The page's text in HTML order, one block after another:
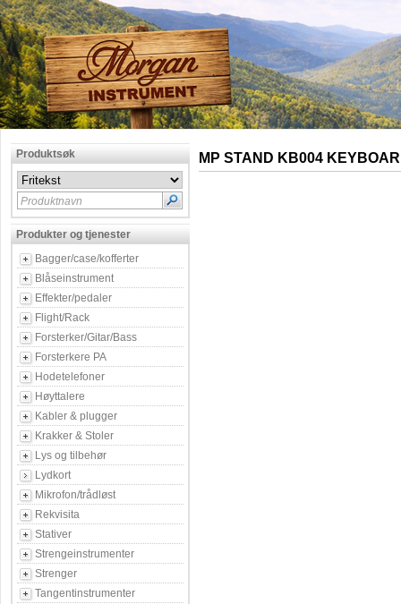
Produktsøk
Produktnavn
Produkter og tjenester
Bagger/case/kofferter
Blåseinstrument
Effekter/pedaler
Flight/Rack
Forsterker/Gitar/Bass
Forsterkere PA
Hodetelefoner
Høyttalere
Kabler & plugger
Krakker & Stoler
Lys og tilbehør
Lydkort
Mikrofon/trådløst
Rekvisita
Stativer
Strengeinstrumenter
Strenger
Tangentinstrumenter
MP STAND KB004